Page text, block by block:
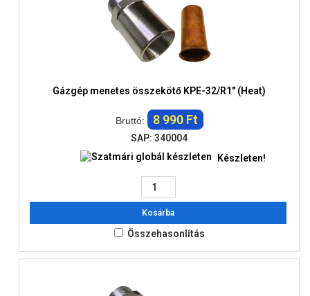
Gázgép menetes összekötő KPE-32/R1" (Heat)
Bruttó: 8 990 Ft
SAP: 340004
Készleten!
Kosárba
Összehasonlítás